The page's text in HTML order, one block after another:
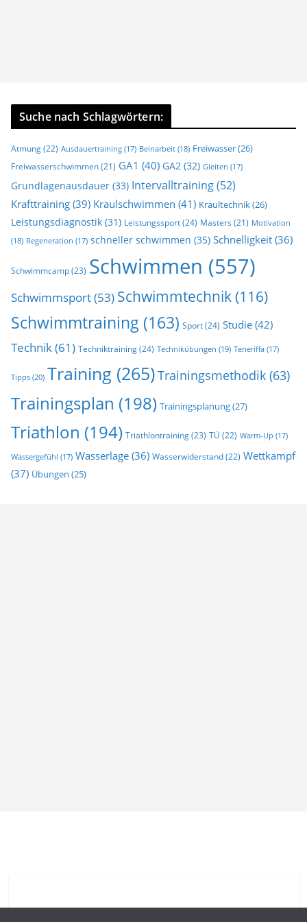
Suche nach Schlagwörtern:
Atmung(22) Ausdauertraining (17) Beinarbeit (18) Freiwasser(26)
Freiwasserschwimmen (21) GA1 (40) GA2 (32) Gleiten (17)
Grundlagenausdauer (33) Intervalltraining(52)
Krafttraining (39) Kraulschwimmen (41) Kraultechnik(26)
Leistungsdiagnostik (31) Leistungssport(24) Masters (21) Motivation
(18) Regeneration (17) schneller schwimmen (35) Schnelligkeit (36)
Schwimmcamp(23) Schwimmen (557)
Schwimmsport(53) Schwimmtechnik(116)
Schwimmtraining (163) Sport(24) Studie (42)
Technik(61) Techniktraining(24) Technikübungen (19) Teneriffa (17)
Tipps (20) Training (265)Trainingsmethodik (63)
Trainingsplan (198) Trainingsplanung(27)
Triathlon (194) Triathlontraining(23) TÜ (22) Warm-Up (17)
Wassergefühl (17) Wasserlage (36) Wasserwiderstand(22) Wettkampf
(37) Übungen (25)